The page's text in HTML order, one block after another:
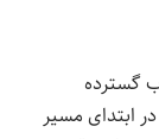
گسترده
استعدادها موجب شده Project Prometheus در ابتدای مسیر